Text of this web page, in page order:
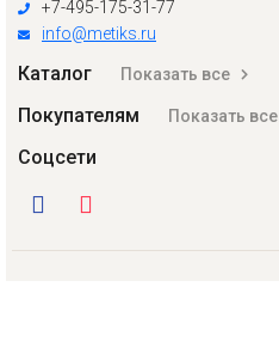
+7-495-175-31-77
info@metiks.ru
Каталог Показать все
Покупателям Показать все
Соцсети